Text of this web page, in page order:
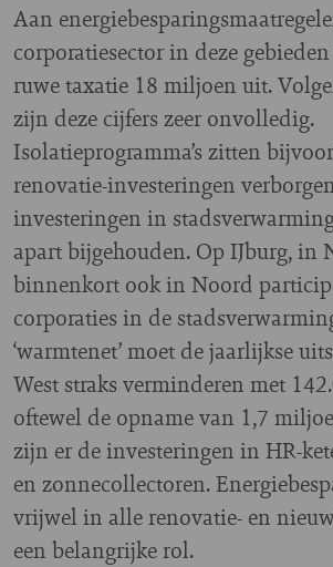
Aan
corporatiesector in deze
ruwe taxatie 18 miljoen uit.
zijn deze cijfers zeer onvolledig.
Isolatieprogramma’s zitten
renovatie-investeringen
investeringen in
apart bijgehouden. Op IJburg, in
binnenkort ook in Noord
corporaties in de
‘warmtenet’ moet de jaarlijkse
West straks verminderen met
oftewel de opname van 1,7
zijn er de investeringen in HR-
en zonnecollectoren.
vrijwel in alle renovatie- en
een belangrijke rol.